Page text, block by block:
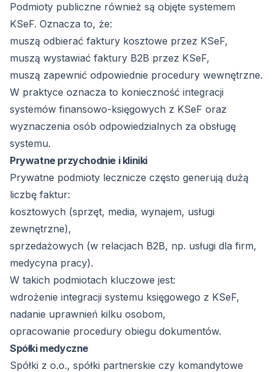
Podmioty publiczne również są objęte systemem
KSeF. Oznacza to, że:
muszą odbierać faktury kosztowe przez KSeF,
muszą wystawiać faktury B2B przez KSeF,
muszą zapewnić odpowiednie procedury wewnętrzne.
W praktyce oznacza to konieczność integracji
systemów finansowo-księgowych z KSeF oraz
wyznaczenia osób odpowiedzialnych za obsługę
systemu.
Prywatne przychodnie i kliniki
Prywatne podmioty lecznicze często generują dużą
liczbę faktur:
kosztowych (sprzęt, media, wynajem, usługi
zewnętrzne),
sprzedażowych (w relacjach B2B, np. usługi dla firm,
medycyna pracy).
W takich podmiotach kluczowe jest:
wdrożenie integracji systemu księgowego z KSeF,
nadanie uprawnień kilku osobom,
opracowanie procedury obiegu dokumentów.
Spółki medyczne
Spółki z o.o., spółki partnerskie czy komandytowe